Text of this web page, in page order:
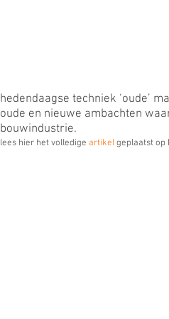
hedendaagse techniek ‘oude’
oude en nieuwe ambachten
bouwindustrie.
lees hier het volledige artikel geplaatst op